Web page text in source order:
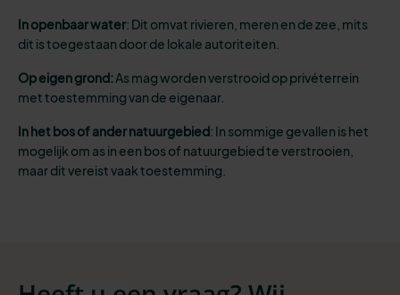
In openbaar water: Dit omvat rivieren, meren en de zee, mits
dit is toegestaan door de lokale autoriteiten.
Op eigen grond:As mag worden verstrooid op privéterrein
met toestemming van de eigenaar.
In het bos of ander natuurgebied: In sommige gevallen is het
mogelijk om as in een bos of natuurgebied te verstrooien,
maar dit vereist vaak toestemming.